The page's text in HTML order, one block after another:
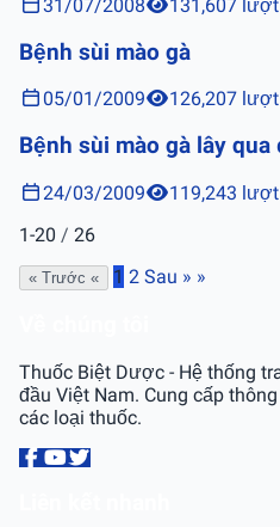
31/07/2008 131,607
Bệnh sùi mào gà
05/01/2009 126,207
Bệnh sùi mào gà lây
24/03/2009
119,243
1-20 / 26
« Trước « 1 2 Sau » »
Thuốc Biệt Dược - Hệ thống
đầu Việt Nam. Cung cấp
các loại thuốc.